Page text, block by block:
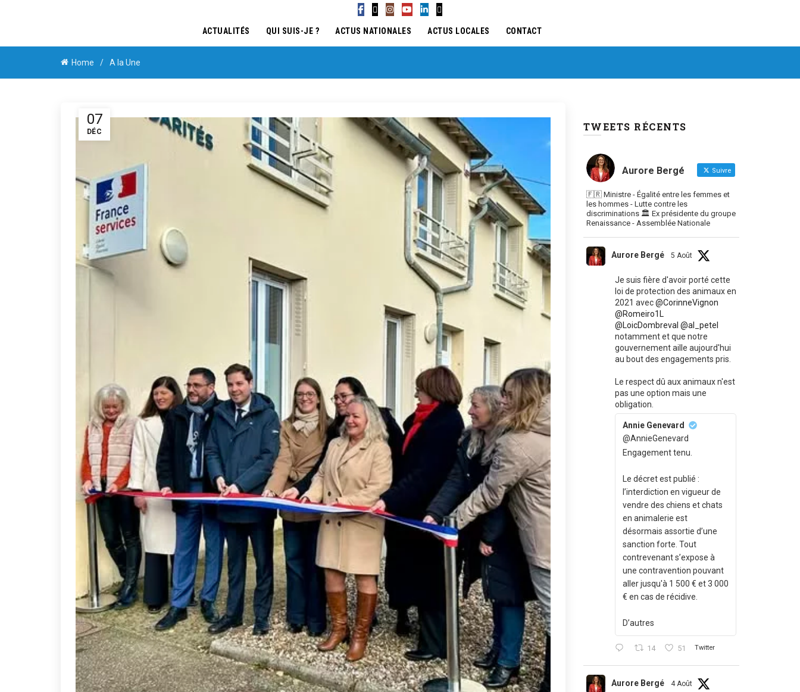
ACTUALITÉS QUI SUIS-JE ? ACTUS NATIONALES ACTUS LOCALES CONTACT
Home A la Une
07
DÉC TWEETS RÉCENTS
Aurore Bergé Suivre
🇫🇷 Ministre - Égalité entre les femmes et
les hommes - Lutte contre les
discriminations 🏛 Ex présidente du groupe
Renaissance - Assemblée Nationale
Aurore Bergé 5 Août
Je suis fière d'avoir porté cette
loi de protection des animaux en
2021 avec@CorinneVignon
@Romeiro1L
@LoicDombreval @al_petel
notamment et que notre
gouvernement aille aujourd'hui
au bout des engagements pris.
Le respect dû aux animaux n'est
pas une option mais une
obligation.
Annie Genevard
@AnnieGenevard
Engagement tenu.
Le décret est publié :
l’interdiction en vigueur de
vendre des chiens et chats
en animalerie est
désormais assortie d’une
sanction forte. Tout
contrevenant s’expose à
une contravention pouvant
aller jusqu'à 1 500 € et 3 000
€ en cas de récidive.
D’autres
14 51 Twitter
Aurore Bergé 4 Août